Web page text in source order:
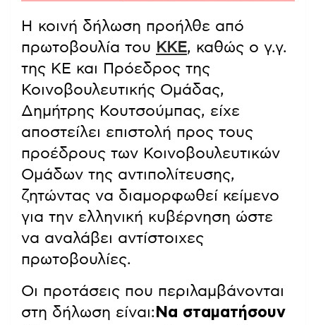
Η κοινή δήλωση προήλθε από
πρωτοβουλία του ΚΚΕ, καθώς ο γ.γ.
της ΚΕ και Πρόεδρος της
Κοινοβουλευτικής Ομάδας,
Δημήτρης Κουτσούμπας, είχε
αποστείλει επιστολή προς τους
προέδρους των Κοινοβουλευτικών
Ομάδων της αντιπολίτευσης,
ζητώντας να διαμορφωθεί κείμενο
για την ελληνική κυβέρνηση ώστε
να αναλάβει αντίστοιχες
πρωτοβουλίες.
Οι προτάσεις που περιλαμβάνονται
στη δήλωση είναι: Να σταματήσουν